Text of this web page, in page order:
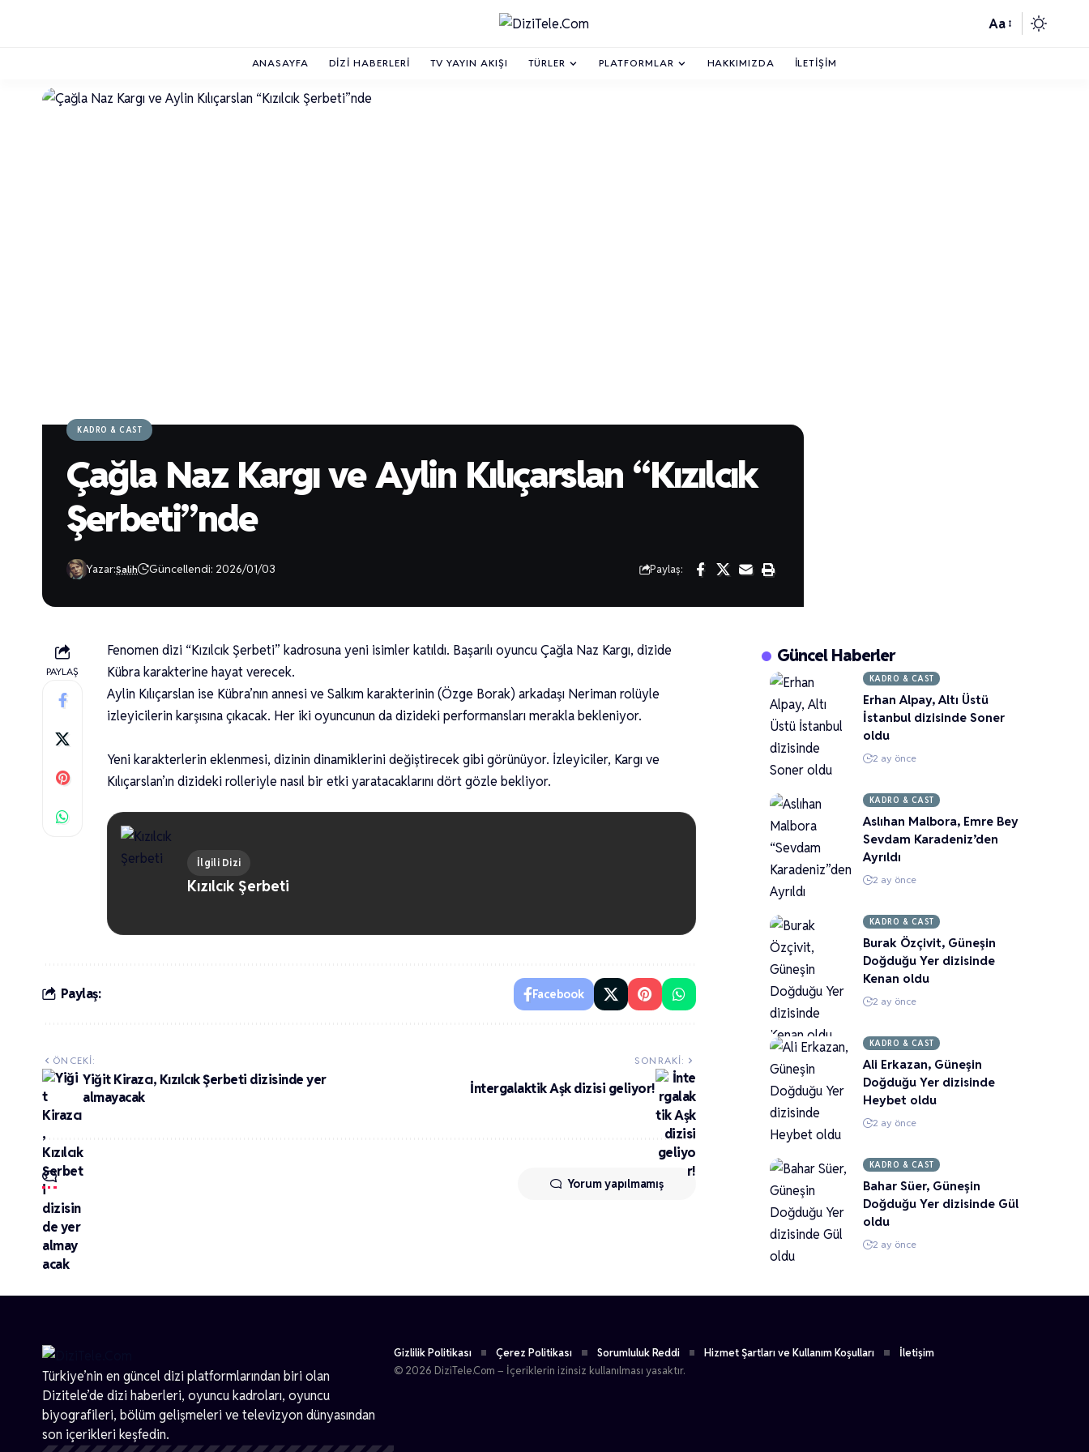
Aa
ANASAYFA DIZI HABERLERI TV YAYIN AKIŞI TÜRLER PLATFORMLAR HAKKIMIZDA İLETIŞIM
KADRO & CAST
Çağla Naz Kargı ve Aylin Kılıçarslan “Kızılcık
Şerbeti”nde
Yazar:Salih Güncellendi: 2026/01/03 Paylaş:
PAYLAŞ
Fenomen dizi “Kızılcık Şerbeti” kadrosuna yeni isimler katıldı. Başarılı oyuncu Çağla Naz Kargı, dizide
Kübra karakterine hayat verecek.
Aylin Kılıçarslan ise Kübra’nın annesi ve Salkım karakterinin (Özge Borak) arkadaşı Neriman rolüyle
izleyicilerin karşısına çıkacak. Her iki oyuncunun da dizideki performansları merakla bekleniyor.
Yeni karakterlerin eklenmesi, dizinin dinamiklerini değiştirecek gibi görünüyor. İzleyiciler, Kargı ve
Kılıçarslan’ın dizideki rolleriyle nasıl bir etki yaratacaklarını dört gözle bekliyor.
İlgili Dizi
Kızılcık Şerbeti
Paylaş: Facebook
ÖNCEKI:
Yiğit Kirazcı, Kızılcık Şerbeti dizisinde yer
almayacak
SONRAKI:
İntergalaktik Aşk dizisi geliyor!
Yorum yapılmamış
Güncel Haberler
KADRO & CAST
Erhan Alpay, Altı Üstü
İstanbul dizisinde Soner
oldu
2 ay önce
KADRO & CAST
Aslıhan Malbora, Emre Bey
Sevdam Karadeniz’den
Ayrıldı
2 ay önce
KADRO & CAST
Burak Özçivit, Güneşin
Doğduğu Yer dizisinde
Kenan oldu
2 ay önce
KADRO & CAST
Ali Erkazan, Güneşin
Doğduğu Yer dizisinde
Heybet oldu
2 ay önce
KADRO & CAST
Bahar Süer, Güneşin
Doğduğu Yer dizisinde Gül
oldu
2 ay önce
Türkiye’nin en güncel dizi platformlarından biri olan
Dizitele’de dizi haberleri, oyuncu kadroları, oyuncu
biyografileri, bölüm gelişmeleri ve televizyon dünyasından
son içerikleri keşfedin.
Gizlilik Politikası Çerez Politikası Sorumluluk Reddi Hizmet Şartları ve Kullanım Koşulları
İletişim
© 2026 DiziTele.Com – İçeriklerin izinsiz kullanılması yasaktır.